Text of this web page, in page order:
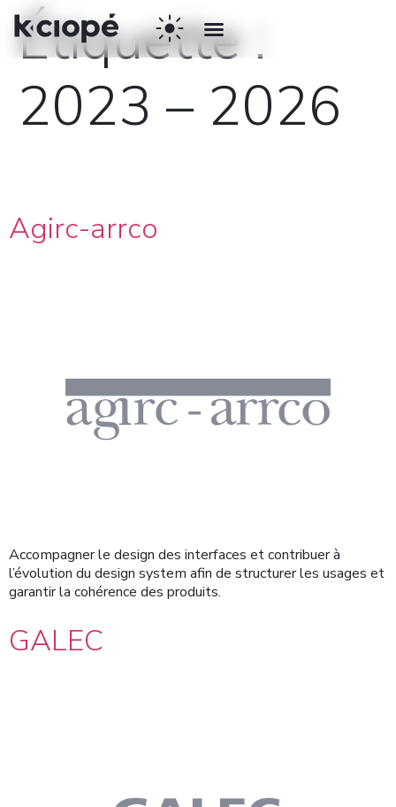
Étiquette :
2023 – 2026
Agirc-arrco
Accompagner le design des interfaces et contribuer à
l’évolution du design system afin de structurer les usages et
garantir la cohérence des produits.
GALEC